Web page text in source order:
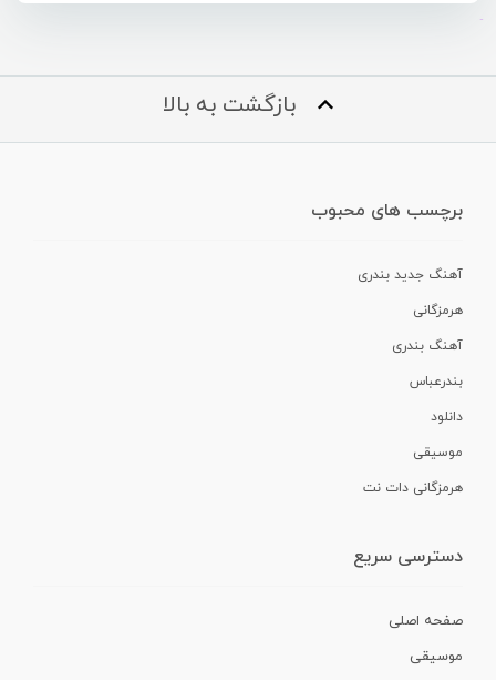
بازگشت به بالا
برچسب های محبوب
آهنگ جدید بندری
هرمزگانی
آهنگ بندری
بندرعباس
دانلود
موسیقی
هرمزگانی دات نت
دسترسی سریع
صفحه اصلی
موسیقی